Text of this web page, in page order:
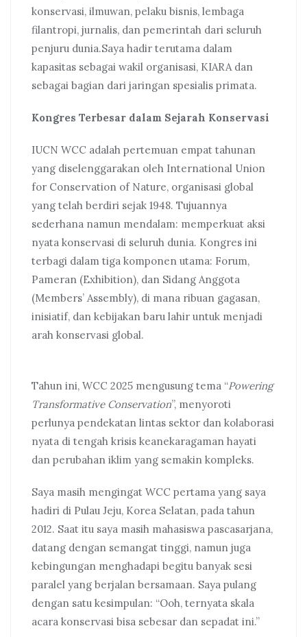
konservasi, ilmuwan, pelaku bisnis, lembaga
filantropi, jurnalis, dan pemerintah dari seluruh
penjuru dunia.Saya hadir terutama dalam
kapasitas sebagai wakil organisasi, KIARA dan
sebagai bagian dari jaringan spesialis primata.
Kongres Terbesar dalam Sejarah Konservasi
IUCN WCC adalah pertemuan empat tahunan
yang diselenggarakan oleh International Union
for Conservation of Nature, organisasi global
yang telah berdiri sejak 1948. Tujuannya
sederhana namun mendalam: memperkuat aksi
nyata konservasi di seluruh dunia. Kongres ini
terbagi dalam tiga komponen utama: Forum,
Pameran (Exhibition), dan Sidang Anggota
(Members’ Assembly), di mana ribuan gagasan,
inisiatif, dan kebijakan baru lahir untuk menjadi
arah konservasi global.
Tahun ini, WCC 2025 mengusung tema “Powering
Transformative Conservation”, menyoroti
perlunya pendekatan lintas sektor dan kolaborasi
nyata di tengah krisis keanekaragaman hayati
dan perubahan iklim yang semakin kompleks.
Saya masih mengingat WCC pertama yang saya
hadiri di Pulau Jeju, Korea Selatan, pada tahun
2012. Saat itu saya masih mahasiswa pascasarjana,
datang dengan semangat tinggi, namun juga
kebingungan menghadapi begitu banyak sesi
paralel yang berjalan bersamaan. Saya pulang
dengan satu kesimpulan: “Ooh, ternyata skala
acara konservasi bisa sebesar dan sepadat ini.”